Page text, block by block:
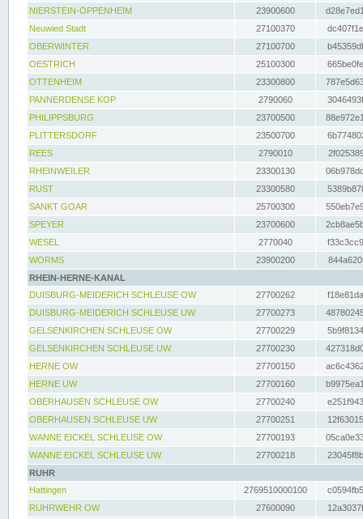
NIERSTEIN-OPPENHEIM
23900600
Neuwied Stadt
27100370
OBERWINTER
27100700
OESTRICH
25100300
OTTENHEIM
23300800
PANNERDENSE KOP
2790060
PHILIPPSBURG
23700500
PLITTERSDORF
23500700
REES
2790010
RHEINWEILER
23300130
RUST
23300580
SANKT GOAR
25700300
SPEYER
23700600
WESEL
2770040
WORMS
23900200
RHEIN-HERNE-KANAL
DUISBURG-MEIDERICH SCHLEUSE OW
27700262
DUISBURG-MEIDERICH SCHLEUSE UW
27700273
GELSENKIRCHEN SCHLEUSE OW
27700229
GELSENKIRCHEN SCHLEUSE UW
27700230
HERNE OW
27700150
HERNE UW
27700160
OBERHAUSEN SCHLEUSE OW
27700240
OBERHAUSEN SCHLEUSE UW
27700251
WANNE EICKEL SCHLEUSE OW
27700193
WANNE EICKEL SCHLEUSE UW
27700218
RUHR
Hattingen
2769510000100
RUHRWEHR OW
27600090